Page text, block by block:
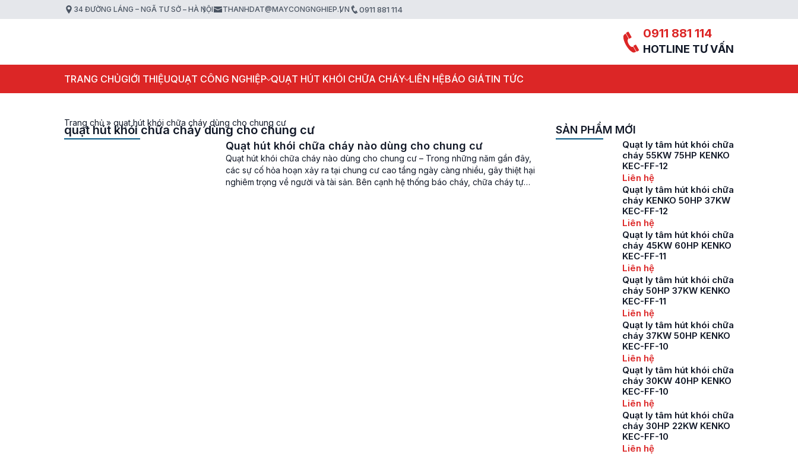
34 ĐƯỜNG LÁNG – NGÃ TƯ SỞ – HÀ NỘI THANHDAT@MAYCONGNGHIEP.VN 0911 881 114
0911 881 114
HOTLINE TƯ VẤN
TRANG CHỦGIỚI THIỆUQUẠT CÔNG NGHIỆP QUẠT HÚT KHÓI CHỮA CHÁY LIÊN HỆBÁO GIÁTIN TỨC
Trang chủ » quạt hút khói chữa cháy dùng cho chung cư
quạt hút khói chữa cháy dùng cho chung cư
Quạt hút khói chữa cháy nào dùng cho chung cư
Quạt hút khói chữa cháy nào dùng cho chung cư – Trong những năm gần đây,
các sự cố hỏa hoạn xảy ra tại chung cư cao tầng ngày càng nhiều, gây thiệt hại
nghiêm trọng về người và tài sản. Bên cạnh hệ thống báo cháy, chữa cháy tự
SẢN PHẨM MỚI
Quạt ly tâm hút khói chữa
cháy 55KW 75HP KENKO
KEC-FF-12
Liên hệ
Quạt ly tâm hút khói chữa
cháy KENKO 50HP 37KW
KEC-FF-12
Liên hệ
Quạt ly tâm hút khói chữa
cháy 45KW 60HP KENKO
KEC-FF-11
Liên hệ
Quạt ly tâm hút khói chữa
cháy 50HP 37KW KENKO
KEC-FF-11
Liên hệ
Quạt ly tâm hút khói chữa
cháy 37KW 50HP KENKO
KEC-FF-10
Liên hệ
Quạt ly tâm hút khói chữa
cháy 30KW 40HP KENKO
KEC-FF-10
Liên hệ
Quạt ly tâm hút khói chữa
cháy 30HP 22KW KENKO
KEC-FF-10
Liên hệ